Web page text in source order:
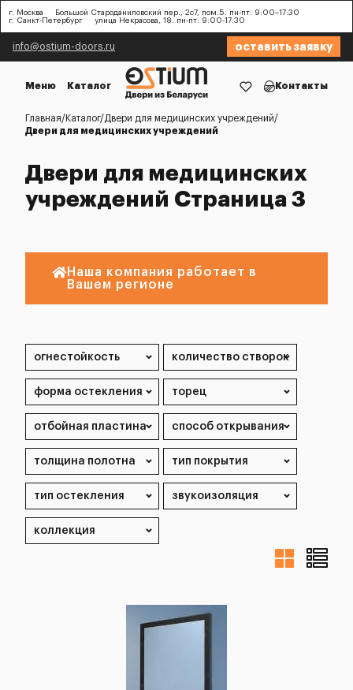
г. Москва
Большой Староданиловский пер., 2с7, пом.5. пн-пт: 9:00–17:30
г. Санкт-Петербург
улица Некрасова, 18. пн-пт: 9:00-17:30
info@ostium-doors.ru оставить заявку
Меню Каталог Контакты
Главная Каталог Двери для медицинских учреждений
Двери для медицинских учреждений
Двери для медицинских
учреждений Страница 3
Наша компания работает в
Вашем регионе